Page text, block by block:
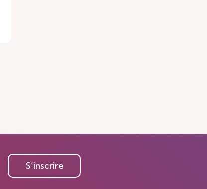
S’inscrire